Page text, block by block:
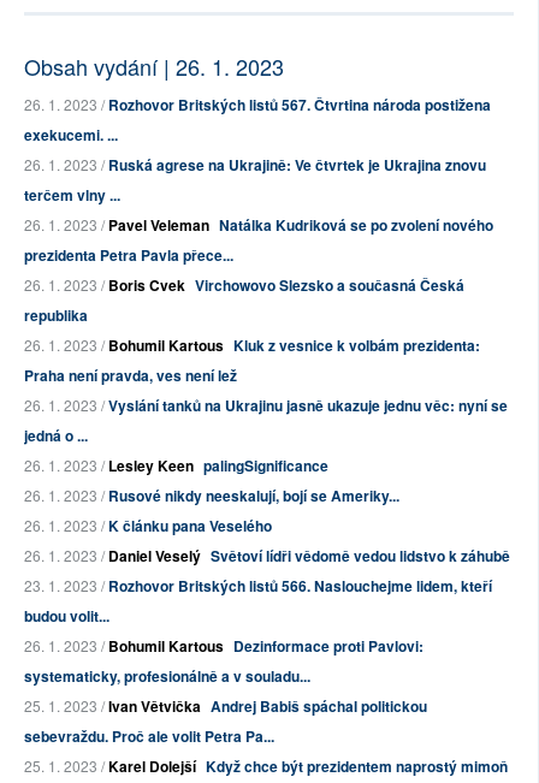
Obsah vydání | 26. 1. 2023
26. 1. 2023 /Rozhovor Britských listů 567. Čtvrtina národa postižena
exekucemi. ...
26. 1. 2023 /Ruská agrese na Ukrajině: Ve čtvrtek je Ukrajina znovu
terčem vlny ...
26. 1. 2023 /Pavel Veleman Natálka Kudriková se po zvolení nového
prezidenta Petra Pavla přece...
26. 1. 2023 /Boris Cvek Virchowovo Slezsko a současná Česká
republika
26. 1. 2023 /Bohumil Kartous Kluk z vesnice k volbám prezidenta:
Praha není pravda, ves není lež
26. 1. 2023 /Vyslání tanků na Ukrajinu jasně ukazuje jednu věc: nyní se
jedná o ...
26. 1. 2023 /Lesley Keen palingSignificance
26. 1. 2023 /Rusové nikdy neeskalují, bojí se Ameriky...
26. 1. 2023 /K článku pana Veselého
26. 1. 2023 /Daniel Veselý Světoví lídři vědomě vedou lidstvo k záhubě
23. 1. 2023 /Rozhovor Britských listů 566. Naslouchejme lidem, kteří
budou volit...
26. 1. 2023 /Bohumil Kartous Dezinformace proti Pavlovi:
systematicky, profesionálně a v souladu...
25. 1. 2023 /Ivan Větvička Andrej Babiš spáchal politickou
sebevraždu. Proč ale volit Petra Pa...
25. 1. 2023 /Karel Dolejší Když chce být prezidentem naprostý mimoň